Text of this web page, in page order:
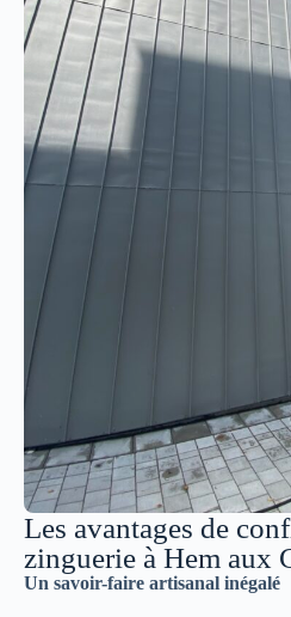
Les avantages de
zinguerie à Hem aux
Un savoir-faire artisanal inégalé